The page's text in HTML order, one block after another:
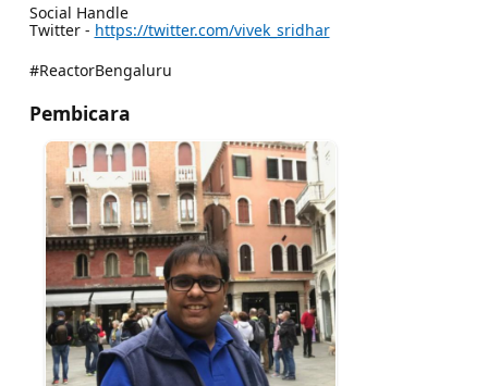
Social Handle
Twitter - https://twitter.com/vivek_sridhar
#ReactorBengaluru
Pembicara